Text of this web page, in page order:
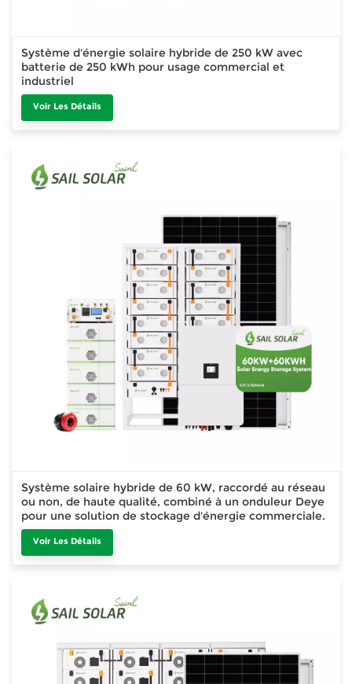
Système d'énergie solaire hybride de 250 kW avec
batterie de 250 kWh pour usage commercial et
industriel
Voir Les Détails
Système solaire hybride de 60 kW, raccordé au réseau
ou non, de haute qualité, combiné à un onduleur Deye
pour une solution de stockage d'énergie commerciale.
Voir Les Détails